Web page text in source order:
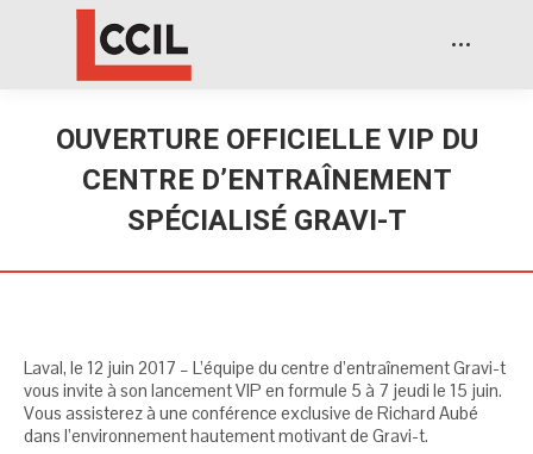
OUVERTURE OFFICIELLE VIP DU
CENTRE D’ENTRAÎNEMENT
SPÉCIALISÉ GRAVI-T
Laval, le 12 juin 2017 – L’équipe du centre d’entraînement Gravi-t
vous invite à son lancement VIP en formule 5 à 7 jeudi le 15 juin.
Vous assisterez à une conférence exclusive de Richard Aubé
dans l’environnement hautement motivant de Gravi-t.